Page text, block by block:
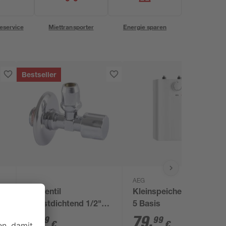
Miettransporter Energie sparen
Bestseller
Eckventil
selbstdichtend 1/2"
AG x 10 mm
99
AEG
Kleinspeicher 5 l HUZ
5 Basis
99